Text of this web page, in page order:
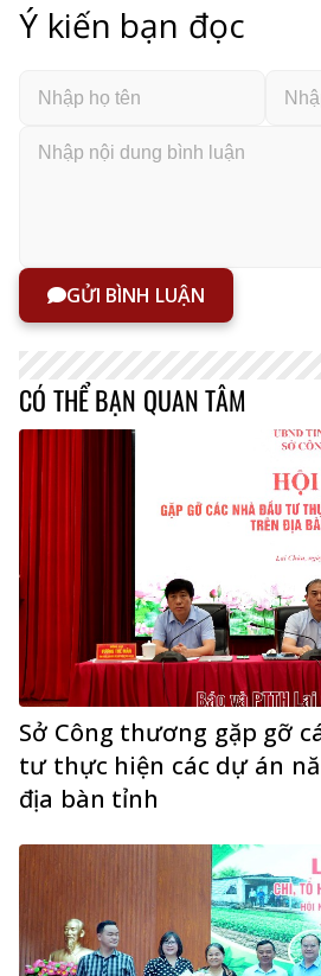
Ý kiến bạn đọc
GỬI BÌNH LUẬN
CÓ THỂ BẠN QUAN TÂM
Sở Công thương gặp gỡ
tư thực hiện các dự án
địa bàn tỉnh